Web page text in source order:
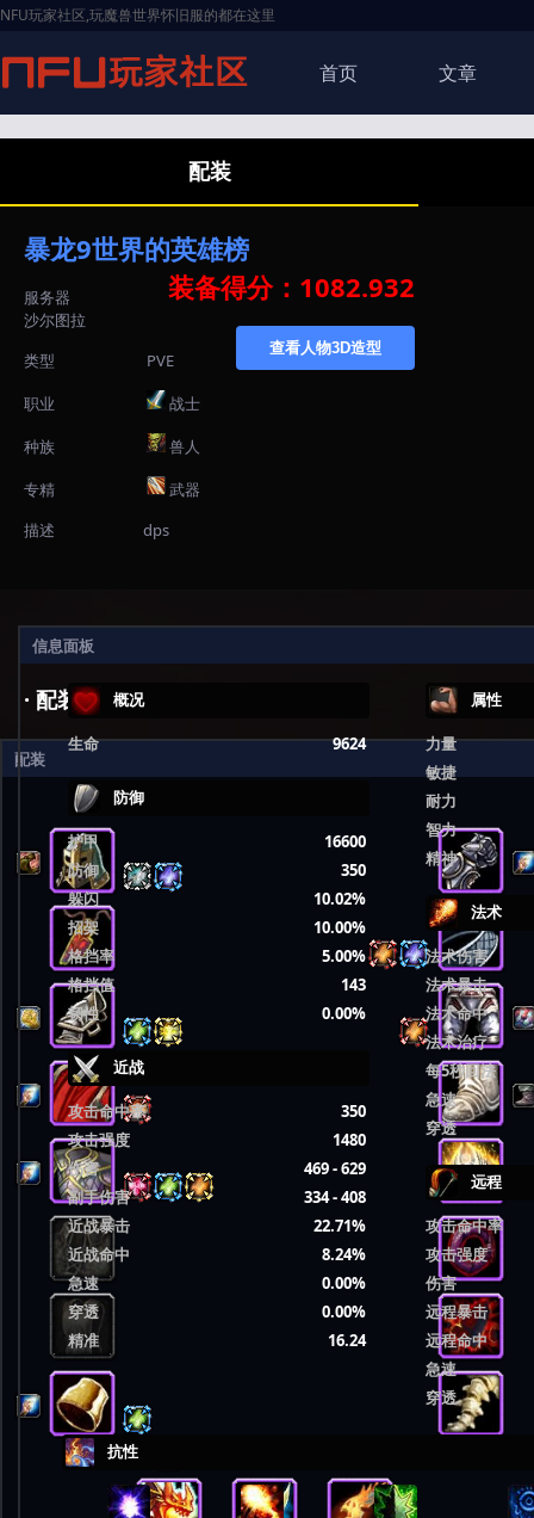
NFU玩家社区,玩魔兽世界怀旧服的都在这里
首页 文章
配装
暴龙9世界的英雄榜
装备得分：1082.932
服务器
沙尔图拉
类型
PVE
职业
战士
种族
兽人
专精
武器
描述
dps
查看人物3D造型
· 配装
配装
信息面板
概况
生命 9624
防御
护甲
16600
防御
350
躲闪
10.02%
招架
10.00%
格挡率
5.00%
格挡值
143
韧性
0.00%
近战
攻击命中率
350
攻击强度
1480
伤害
469 - 629
副手伤害
334 - 408
近战暴击
22.71%
近战命中
8.24%
急速
0.00%
穿透
0.00%
精准
16.24
属性
力量
敏捷
耐力
智力
精神
法术
法术伤害
法术暴击
法术命中
法术治疗
每5秒回法
急速
穿透
远程
攻击命中率
攻击强度
伤害
远程暴击
远程命中
急速
穿透
抗性